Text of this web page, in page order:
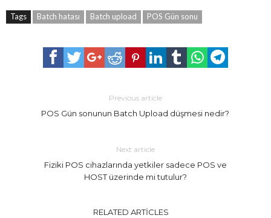
Tags Batch hatası Batch upload POS Gün sonu
Previous article
POS Gün sonunun Batch Upload düşmesi nedir?
Next article
Fiziki POS cihazlarında yetkiler sadece POS ve
HOST üzerinde mi tutulur?
RELATED ARTICLES